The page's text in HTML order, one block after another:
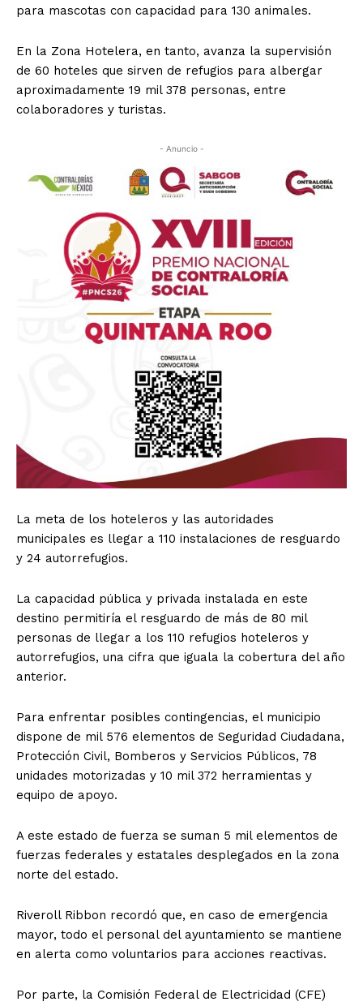
para mascotas con capacidad para 130 animales.
En la Zona Hotelera, en tanto, avanza la supervisión
de 60 hoteles que sirven de refugios para albergar
aproximadamente 19 mil 378 personas, entre
colaboradores y turistas.
- Anuncio -
La meta de los hoteleros y las autoridades
municipales es llegar a 110 instalaciones de resguardo
y 24 autorrefugios.
La capacidad pública y privada instalada en este
destino permitiría el resguardo de más de 80 mil
personas de llegar a los 110 refugios hoteleros y
autorrefugios, una cifra que iguala la cobertura del año
anterior.
Para enfrentar posibles contingencias, el municipio
dispone de mil 576 elementos de Seguridad Ciudadana,
Protección Civil, Bomberos y Servicios Públicos, 78
unidades motorizadas y 10 mil 372 herramientas y
equipo de apoyo.
A este estado de fuerza se suman 5 mil elementos de
fuerzas federales y estatales desplegados en la zona
norte del estado.
Riveroll Ribbon recordó que, en caso de emergencia
mayor, todo el personal del ayuntamiento se mantiene
en alerta como voluntarios para acciones reactivas.
Por parte, la Comisión Federal de Electricidad (CFE)